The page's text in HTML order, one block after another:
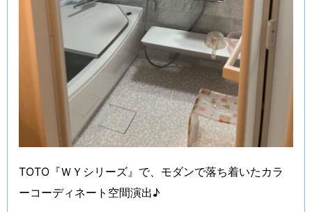
TOTO『ＷＹシリーズ』で、モダンで落ち着いたカラ
ーコーディネート空間演出♪